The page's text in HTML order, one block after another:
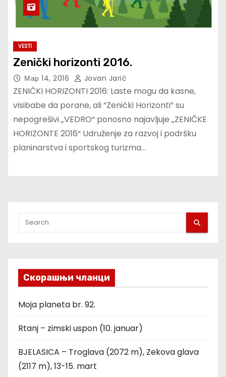
VESTI
Zenički horizonti 2016.
Мар 14, 2016 Jovan Jarić
ZENIČKI HORIZONTI 2016: Laste mogu da kasne,
visibabe da porane, ali “Zenički Horizonti” su
nepogrešivi „VEDRO“ ponosno najavljuje „ZENIČKE
HORIZONTE 2016“ Udruženje za razvoj i podršku
planinarstva i sportskog turizma…
Скорашњи чланци
Moja planeta br. 92.
Rtanj – zimski uspon (10. januar)
BJELASICA – Troglava (2072 m), Zekova glava
(2117 m), 13-15. mart